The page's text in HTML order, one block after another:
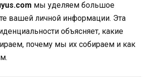
мы уделяем большое
вашей личной информации. Эта
объясняет, какие
почему мы их собираем и как